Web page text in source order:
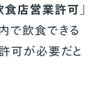
食店営業許可 」
で飲食できる
可が必要だと